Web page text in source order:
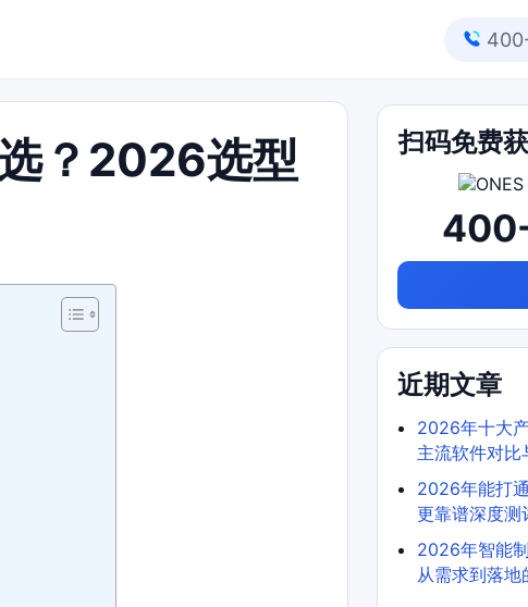
？2026选型
扫码免费
近期文章
2026年十大
主流软件对比
2026年能打
更靠谱深度测
2026年智能
从需求到落地